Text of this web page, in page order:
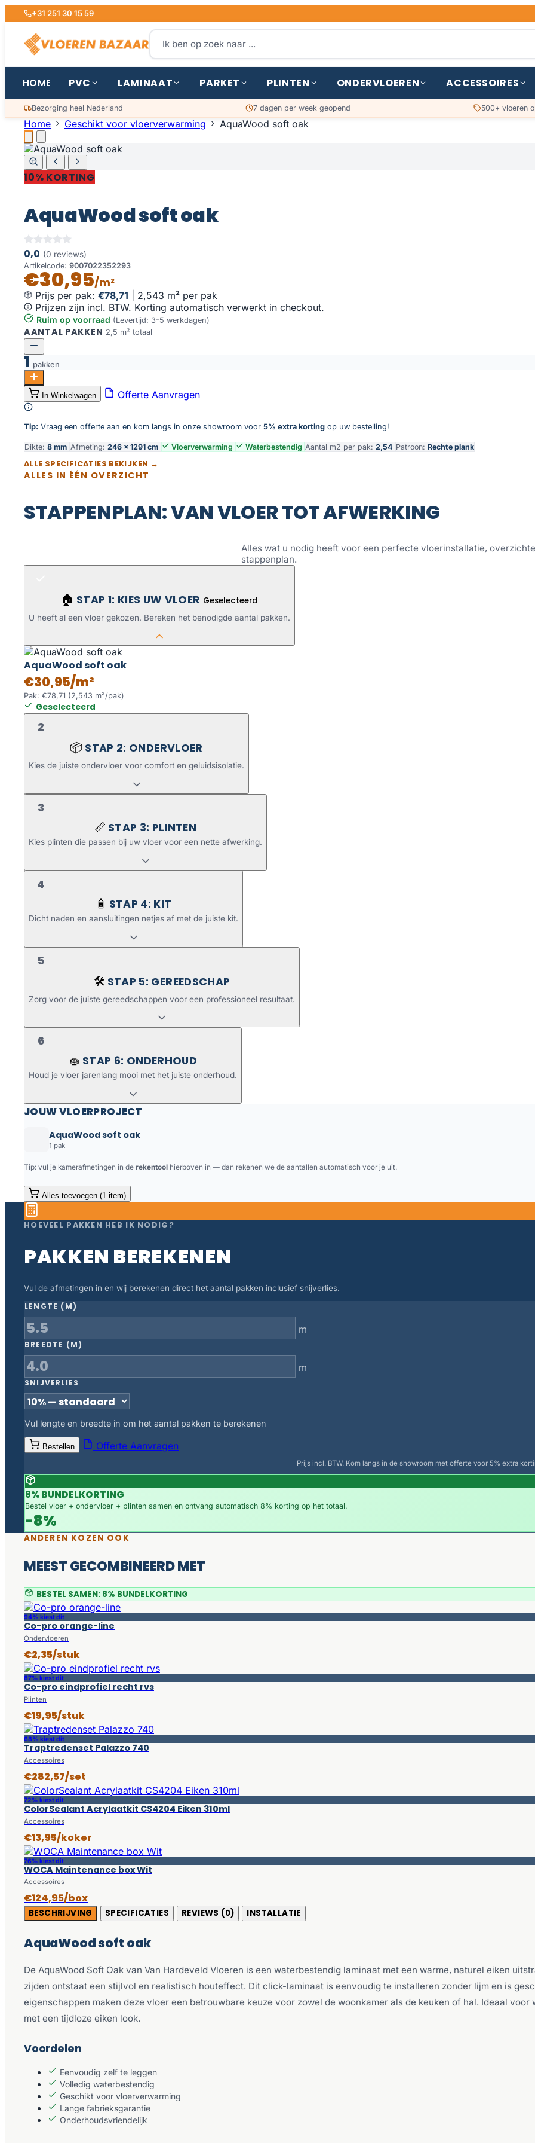
+31 251 30 15 59
HOME PVC LAMINAAT PARKET PLINTEN ONDERVLOEREN ACCESSOIRES
Bezorging heel Nederland 7 dagen per week geopend 500+ vloeren
Home Geschikt voor vloerverwarming AquaWood soft oak
10% KORTING
AquaWood soft oak
0,0 (0 reviews)
Artikelcode: 9007022352293
€30,95/m²
Prijs per pak: €78,71
2,543 m² per pak
Prijzen zijn incl. BTW. Korting automatisch verwerkt in checkout.
Ruim op voorraad (Levertijd: 3-5 werkdagen)
AANTAL PAKKEN 2,5 m² totaal
1 pakken
AquaWood soft oak aantal
Toevoegen aan winkelwagen
In Winkelwagen Offerte Aanvragen
Tip: Vraag een offerte aan en kom langs in onze showroom voor 5% extra korting op uw bestelling!
Dikte: 8 mm Afmeting: 246 × 1291 cm Vloerverwarming Waterbestendig Aantal m2 per pak: 2,54 Patroon: Rechte plank
ALLE SPECIFICATIES BEKIJKEN →
ALLES IN ÉÉN OVERZICHT
STAPPENPLAN: VAN VLOER TOT AFWERKING
Alles wat u nodig heeft voor een perfecte vloerinstallatie,
stappenplan.
🏠 STAP 1: KIES UW VLOER Geselecteerd
U heeft al een vloer gekozen. Bereken het benodigde aantal pakken.
AquaWood soft oak
€30,95/m²
Pak: €78,71 (2,543 m²/pak)
Geselecteerd
2
📦 STAP 2: ONDERVLOER
Kies de juiste ondervloer voor comfort en geluidsisolatie.
3
📏 STAP 3: PLINTEN
Kies plinten die passen bij uw vloer voor een nette afwerking.
4
🧴 STAP 4: KIT
Dicht naden en aansluitingen netjes af met de juiste kit.
5
🛠️ STAP 5: GEREEDSCHAP
Zorg voor de juiste gereedschappen voor een professioneel resultaat.
6
🧽 STAP 6: ONDERHOUD
Houd je vloer jarenlang mooi met het juiste onderhoud.
JOUW VLOERPROJECT
AquaWood soft oak
1 pak
Tip: vul je kamerafmetingen in de rekentool hierboven in — dan rekenen we de aantallen automatisch voor je uit.
Alles toevoegen (1 item)
HOEVEEL PAKKEN HEB IK NODIG?
PAKKEN BEREKENEN
Vul de afmetingen in en wij berekenen direct het aantal pakken inclusief snijverlies.
LENGTE (M)
m
BREEDTE (M)
m
SNIJVERLIES
Vul lengte en breedte in om het aantal pakken te berekenen
Bestellen Offerte Aanvragen
Prijs incl. BTW. Kom langs in de showroom met offerte voor 5% extra
8% BUNDELKORTING
Bestel vloer + ondervloer + plinten samen en ontvang automatisch 8% korting op het totaal.
-8%
ANDEREN KOZEN OOK
MEEST GECOMBINEERD MET
BESTEL SAMEN: 8% BUNDELKORTING
94% kiest dit
Co-pro orange-line
Ondervloeren
€2,35/stuk
87% kiest dit
Co-pro eindprofiel recht rvs
Plinten
€19,95/stuk
68% kiest dit
Traptredenset Palazzo 740
Accessoires
€282,57/set
72% kiest dit
ColorSealant Acrylaatkit CS4204 Eiken 310ml
Accessoires
€13,95/koker
76% kiest dit
WOCA Maintenance box Wit
Accessoires
€124,95/box
BESCHRIJVING SPECIFICATIES REVIEWS (0) INSTALLATIE
AquaWood soft oak
De AquaWood Soft Oak van Van Hardeveld Vloeren is een waterbestendig laminaat met een warme, naturel eiken
zijden ontstaat een stijlvol en realistisch houteffect. Dit click-laminaat is eenvoudig te installeren zonder lijm en is
eigenschappen maken deze vloer een betrouwbare keuze voor zowel de woonkamer als de keuken of hal. Ideaal
met een tijdloze eiken look.
Voordelen
Eenvoudig zelf te leggen
Volledig waterbestendig
Geschikt voor vloerverwarming
Lange fabrieksgarantie
Onderhoudsvriendelijk